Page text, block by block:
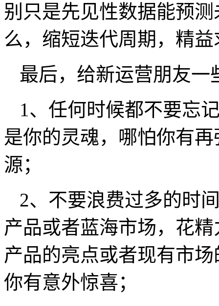
别只是先见性数据能预
么，缩短迭代周期，精益
最后，给新运营朋友一
1、任何时候都不要忘
是你的灵魂，哪怕你有
源；
2、不要浪费过多的时
产品或者蓝海市场，花
产品的亮点或者现有市
你有意外惊喜；